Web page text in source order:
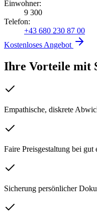
Einwohner:
9 300
Telefon:
+43 680 230 87 00
Kostenloses Angebot
Ihre Vorteile mit
Empathische, diskrete
Faire Preisgestaltung bei gut
Sicherung persönlicher